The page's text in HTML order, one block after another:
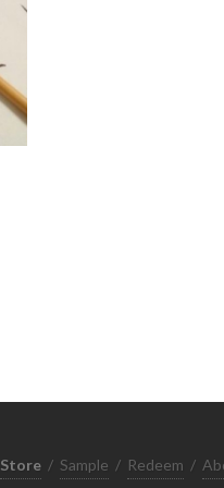
Store / Sample / Redeem /